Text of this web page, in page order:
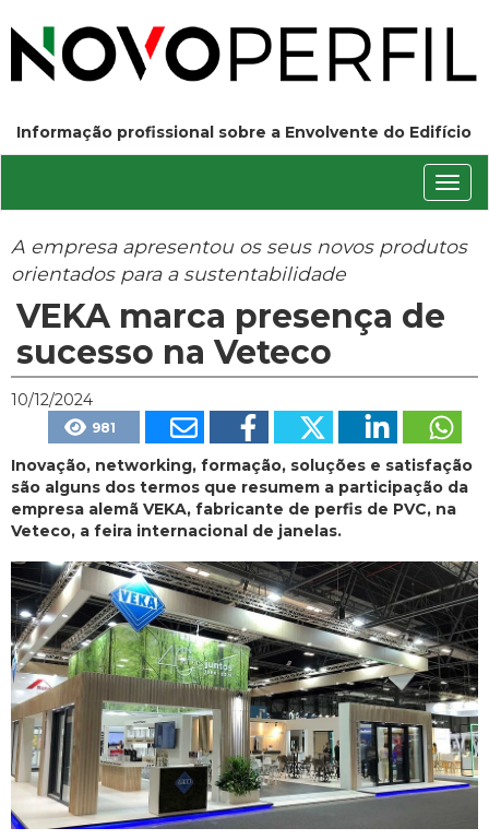
Informação profissional sobre a Envolvente do Edifício
A empresa apresentou os seus novos produtos
orientados para a sustentabilidade
VEKA marca presença de
sucesso na Veteco
10/12/2024
981
Inovação, networking, formação, soluções e satisfação
são alguns dos termos que resumem a participação da
empresa alemã VEKA, fabricante de perfis de PVC, na
Veteco, a feira internacional de janelas.